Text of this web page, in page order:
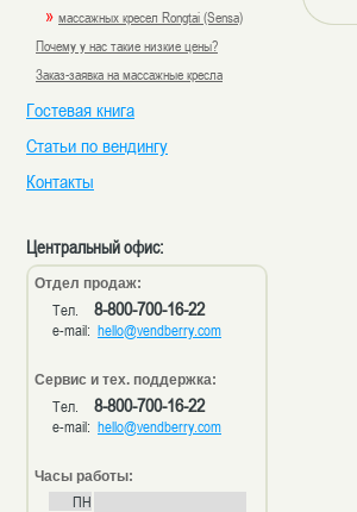
» массажных кресел Rongtai (Sensa)
Почему у нас такие низкие цены?
Заказ-заявка на массажные кресла
Гостевая книга
Статьи по вендингу
Контакты
Центральный офис:
Отдел продаж:
Тел. 8-800-700-16-22
e-mail: hello@vendberry.com
Сервис и тех. поддержка:
Тел. 8-800-700-16-22
e-mail: hello@vendberry.com
Часы работы:
ПН